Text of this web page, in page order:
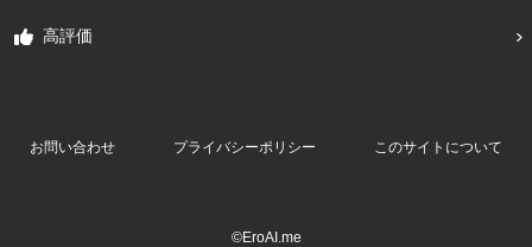
高評価
お問い合わせ プライバシーポリシー このサイトについて
©EroAI.me